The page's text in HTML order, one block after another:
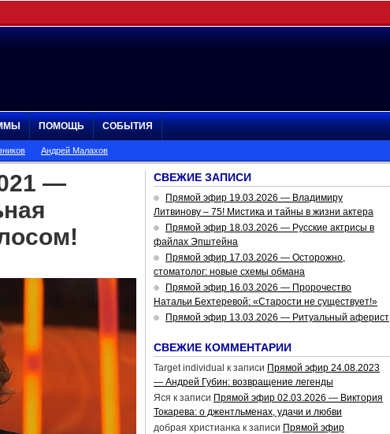
ПОМОЩЬ СОБЫТИЯ
Андрей Малахов
—
СВЕЖИЕ ЗАПИСИ
Прямой эфир 19.03.2026 — Владимиру
Литвинову – 75! Мистика и тайны в жизни актера
Прямой эфир 18.03.2026 — Русские актрисы в
файлах Эпштейна
Прямой эфир 17.03.2026 — Осторожно,
стоматолог: новые схемы обмана
Прямой эфир 16.03.2026 — Пророчество
Натальи Бехтеревой: «Старости не существует!»
Прямой эфир 13.03.2026 — Ритуальный аферист
СВЕЖИЕ КОММЕНТАРИИ
Target individual к записи Прямой эфир 24.08.2023
— Андрей Губин: возвращение легенды
Яся к записи Прямой эфир 02.03.2026 — Виктория
Токарева: о джентльменах, удачи и любви
добрая христианка к записи Прямой эфир